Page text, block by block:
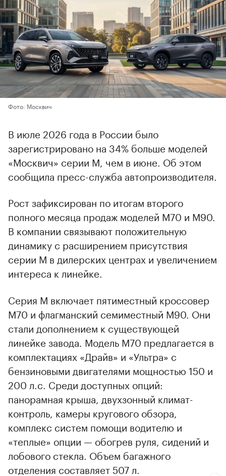
Фото: Москвич
В июле 2026 года в России было
зарегистрировано на 34% больше моделей
«Москвич» серии М, чем в июне. Об этом
сообщила пресс-служба автопроизводителя.
Рост зафиксирован по итогам второго
полного месяца продаж моделей М70 и М90.
В компании связывают положительную
динамику с расширением присутствия
серии М в дилерских центрах и увеличением
интереса к линейке.
00:00 / 00:00
Серия М включает пятиместный кроссовер
М70 и флагманский семиместный М90. Они
стали дополнением к существующей
линейке завода. Модель М70 предлагается в
комплектациях «Драйв» и «Ультра» с
бензиновыми двигателями мощностью 150 и
200 л.с. Среди доступных опций:
панорамная крыша, двухзонный климат-
контроль, камеры кругового обзора,
комплекс систем помощи водителю и
«теплые» опции — обогрев руля, сидений и
лобового стекла. Объем багажного
отделения составляет 507 л.